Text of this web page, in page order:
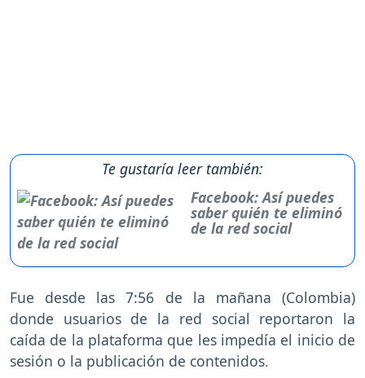
Te gustaría leer también:
Facebook: Así puedes
saber quién te eliminó
de la red social
Fue desde las 7:56 de la mañana (Colombia)
donde usuarios de la red social reportaron la
caída de la plataforma que les impedía el inicio de
sesión o la publicación de contenidos.